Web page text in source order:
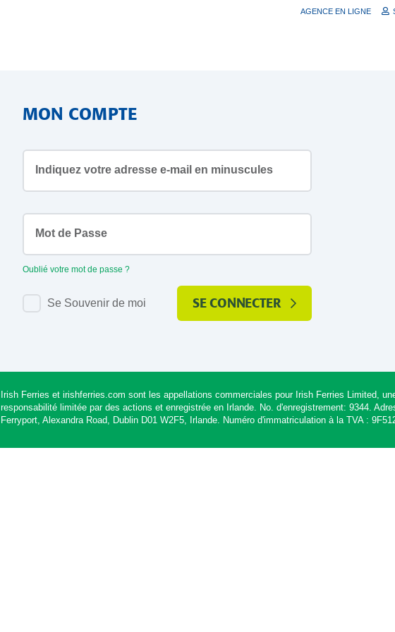
AGENCE EN LIGNE
MON COMPTE
de
Oublié votre mot de passe ?
Se Souvenir de moi SE CONNECTER
Irish Ferries et irishferries.com sont les appellations commerciales pour Irish Ferries Limited,
responsabilité limitée par des actions et enregistrée en Irlande. No. d'enregistrement: 9344.
Ferryport, Alexandra Road, Dublin D01 W2F5, Irlande. Numéro d'immatriculation à la TVA :